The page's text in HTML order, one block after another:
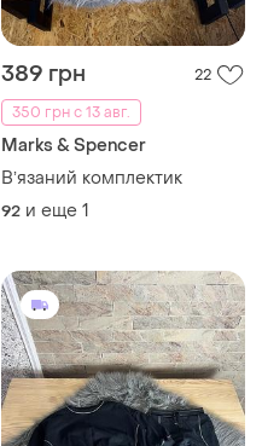
389 грн
22
350 грн с 13 авг.
Marks & Spencer
Вʼязаний комплектик
92 и еще 1